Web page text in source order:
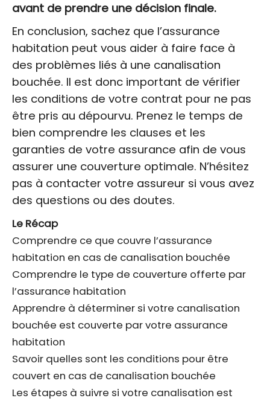
avant de prendre une décision finale.
En conclusion, sachez que l’assurance
habitation peut vous aider à faire face à
des problèmes liés à une canalisation
bouchée. Il est donc important de vérifier
les conditions de votre contrat pour ne pas
être pris au dépourvu. Prenez le temps de
bien comprendre les clauses et les
garanties de votre assurance afin de vous
assurer une couverture optimale. N’hésitez
pas à contacter votre assureur si vous avez
des questions ou des doutes.
Le Récap
Comprendre ce que couvre l’assurance
habitation en cas de canalisation bouchée
Comprendre le type de couverture offerte par
l’assurance habitation
Apprendre à déterminer si votre canalisation
bouchée est couverte par votre assurance
habitation
Savoir quelles sont les conditions pour être
couvert en cas de canalisation bouchée
Les étapes à suivre si votre canalisation est